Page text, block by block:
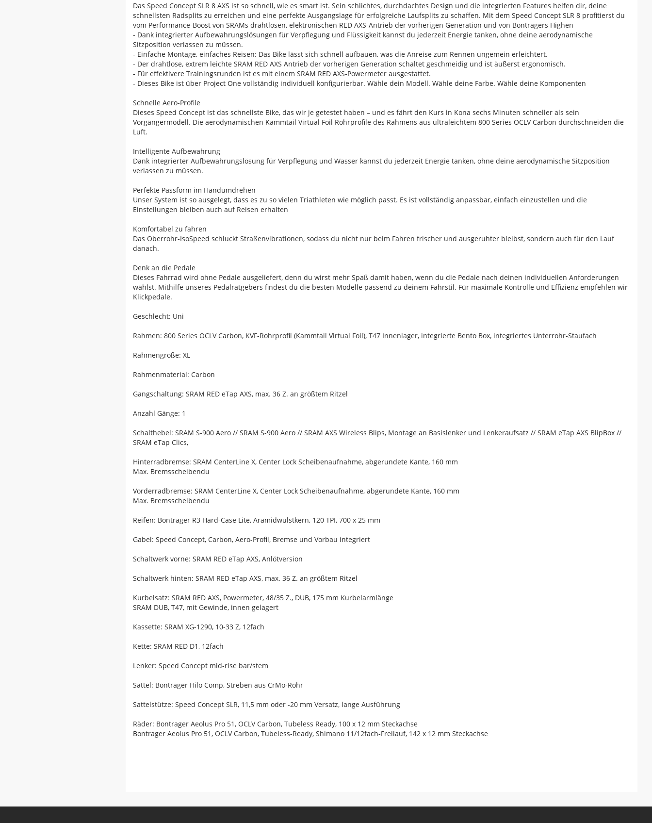
Das Speed Concept SLR 8 AXS ist so schnell, wie es smart ist. Sein schlichtes, durchdachtes Design und die integrierten Features helfen dir, deine
schnellsten Radsplits zu erreichen und eine perfekte Ausgangslage für erfolgreiche Laufsplits zu schaffen. Mit dem Speed Concept SLR 8 profitierst du
vom Performance-Boost von SRAMs drahtlosen, elektronischen RED AXS-Antrieb der vorherigen Generation und von Bontragers Highen
- Dank integrierter Aufbewahrungslösungen für Verpflegung und Flüssigkeit kannst du jederzeit Energie tanken, ohne deine aerodynamische
Sitzposition verlassen zu müssen.
- Einfache Montage, einfaches Reisen: Das Bike lässt sich schnell aufbauen, was die Anreise zum Rennen ungemein erleichtert.
- Der drahtlose, extrem leichte SRAM RED AXS Antrieb der vorherigen Generation schaltet geschmeidig und ist äußerst ergonomisch.
- Für effektivere Trainingsrunden ist es mit einem SRAM RED AXS-Powermeter ausgestattet.
- Dieses Bike ist über Project One vollständig individuell konfigurierbar. Wähle dein Modell. Wähle deine Farbe. Wähle deine Komponenten
Schnelle Aero-Profile
Dieses Speed Concept ist das schnellste Bike, das wir je getestet haben – und es fährt den Kurs in Kona sechs Minuten schneller als sein
Vorgängermodell. Die aerodynamischen Kammtail Virtual Foil Rohrprofile des Rahmens aus ultraleichtem 800 Series OCLV Carbon durchschneiden die
Luft.
Intelligente Aufbewahrung
Dank integrierter Aufbewahrungslösung für Verpflegung und Wasser kannst du jederzeit Energie tanken, ohne deine aerodynamische Sitzposition
verlassen zu müssen.
Perfekte Passform im Handumdrehen
Unser System ist so ausgelegt, dass es zu so vielen Triathleten wie möglich passt. Es ist vollständig anpassbar, einfach einzustellen und die
Einstellungen bleiben auch auf Reisen erhalten
Komfortabel zu fahren
Das Oberrohr-IsoSpeed schluckt Straßenvibrationen, sodass du nicht nur beim Fahren frischer und ausgeruhter bleibst, sondern auch für den Lauf
danach.
Denk an die Pedale
Dieses Fahrrad wird ohne Pedale ausgeliefert, denn du wirst mehr Spaß damit haben, wenn du die Pedale nach deinen individuellen Anforderungen
wählst. Mithilfe unseres Pedalratgebers findest du die besten Modelle passend zu deinem Fahrstil. Für maximale Kontrolle und Effizienz empfehlen wir
Klickpedale.
Geschlecht: Uni
Rahmen: 800 Series OCLV Carbon, KVF-Rohrprofil (Kammtail Virtual Foil), T47 Innenlager, integrierte Bento Box, integriertes Unterrohr-Staufach
Rahmengröße: XL
Rahmenmaterial: Carbon
Gangschaltung: SRAM RED eTap AXS, max. 36 Z. an größtem Ritzel
Anzahl Gänge: 1
Schalthebel: SRAM S-900 Aero // SRAM S-900 Aero // SRAM AXS Wireless Blips, Montage an Basislenker und Lenkeraufsatz // SRAM eTap AXS BlipBox //
SRAM eTap Clics,
Hinterradbremse: SRAM CenterLine X, Center Lock Scheibenaufnahme, abgerundete Kante, 160 mm
Max. Bremsscheibendu
Vorderradbremse: SRAM CenterLine X, Center Lock Scheibenaufnahme, abgerundete Kante, 160 mm
Max. Bremsscheibendu
Reifen: Bontrager R3 Hard-Case Lite, Aramidwulstkern, 120 TPI, 700 x 25 mm
Gabel: Speed Concept, Carbon, Aero-Profil, Bremse und Vorbau integriert
Schaltwerk vorne: SRAM RED eTap AXS, Anlötversion
Schaltwerk hinten: SRAM RED eTap AXS, max. 36 Z. an größtem Ritzel
Kurbelsatz: SRAM RED AXS, Powermeter, 48/35 Z., DUB, 175 mm Kurbelarmlänge
SRAM DUB, T47, mit Gewinde, innen gelagert
Kassette: SRAM XG-1290, 10-33 Z, 12fach
Kette: SRAM RED D1, 12fach
Lenker: Speed Concept mid-rise bar/stem
Sattel: Bontrager Hilo Comp, Streben aus CrMo-Rohr
Sattelstütze: Speed Concept SLR, 11,5 mm oder -20 mm Versatz, lange Ausführung
Räder: Bontrager Aeolus Pro 51, OCLV Carbon, Tubeless Ready, 100 x 12 mm Steckachse
Bontrager Aeolus Pro 51, OCLV Carbon, Tubeless-Ready, Shimano 11/12fach-Freilauf, 142 x 12 mm Steckachse